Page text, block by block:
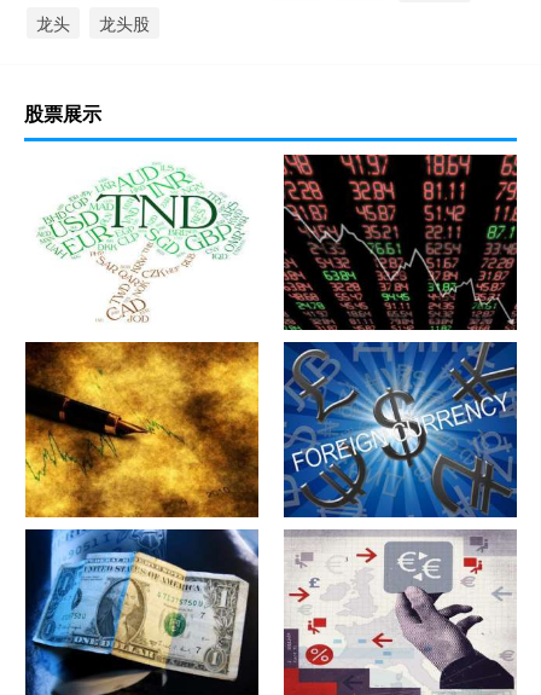
龙头 龙头股
股票展示
军工股[中简科技](300777)的公
司详细资料
军工股[上海瀚讯](300762)的公
司详细资料
军工股[昊华科技](600378)的公
司详细资料
江苏省[广大特材](688186)的公
司详细资料